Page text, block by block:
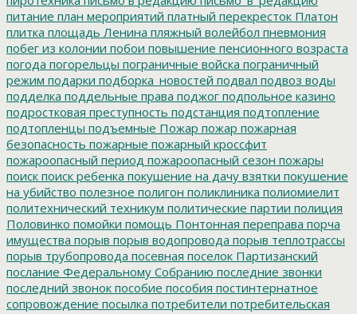
питание план мероприятий платный перекресток Платон
плитка площадь Ленина пляжный волейбол пневмония
побег из колонии побои повышение пенсионного возраста
погода погорельцы пограничные войска пограничный
режим подарки подборка_новостей подвал подвоз воды
подделка поддельные права поджог подпольное казино
подростковая преступность подстанция подтопление
подтопленцы подъемные Пожар пожар пожарная
безопасность пожарные пожарный кроссфит
пожароопасный период пожароопасный сезон пожары
поиск поиск ребенка покушение на дачу взятки покушение
на убийство полезное полигон поликлиника полиомиелит
политехнический техникум политические партии полиция
Половинко помойки помощь Понтонная переправа порча
имущества порыв порыв водопровода порыв теплотрассы
порыв трубопровода посевная поселок Партизанский
послание Федеральному Собранию последние звонки
последний звонок пособие пособия постинтернатное
сопровождение посылка потребители потребительская